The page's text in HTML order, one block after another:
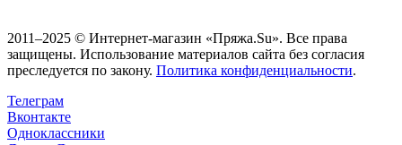
2011–2025 © Интернет-магазин «Пряжа.Su». Все права
защищены. Использование материалов сайта без согласия
преследуется по закону. Политика конфиденциальности.
Телеграм
Вконтакте
Одноклассники